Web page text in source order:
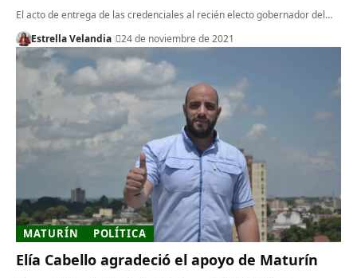
El acto de entrega de las credenciales al recién electo gobernador del…
Estrella Velandia
24 de noviembre de 2021
MATURÍN POLÍTICA
Elía Cabello agradeció el apoyo de Maturín